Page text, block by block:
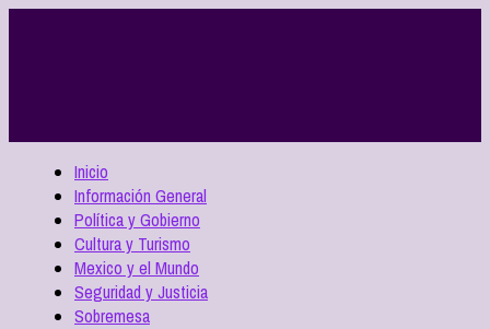
Inicio
Información General
Política y Gobierno
Cultura y Turismo
Mexico y el Mundo
Seguridad y Justicia
Sobremesa